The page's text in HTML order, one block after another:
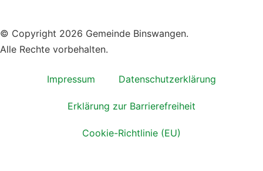
© Copyright 2026 Gemeinde Binswangen.
Alle Rechte vorbehalten.
Impressum Datenschutzerklärung
Erklärung zur Barrierefreiheit
Cookie-Richtlinie (EU)